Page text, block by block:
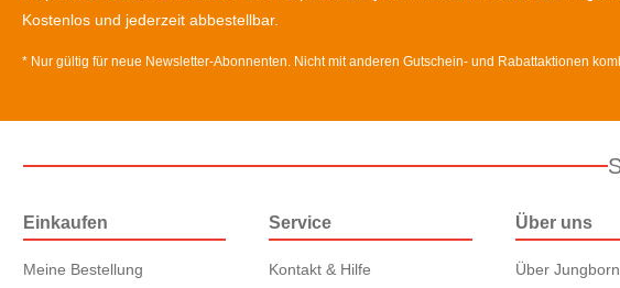
Kostenlos und jederzeit abbestellbar.
* Nur gültig für neue Newsletter-Abonnenten. Nicht mit anderen Gutschein- und Rabattaktionen
Einkaufen
Meine Bestellung
Service
Kontakt & Hilfe
Über uns
Über Jungborn